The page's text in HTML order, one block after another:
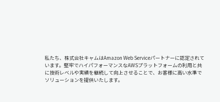
私たち、株式会社キャムはAmazon Web Serviceパートナーに認定されて
います。堅牢でハイパフォーマンスなAWSプラットフォームの利用と共
に技術レベルや実績を継続して向上させることで、お客様に高い水準で
ソリューションを提供いたします。